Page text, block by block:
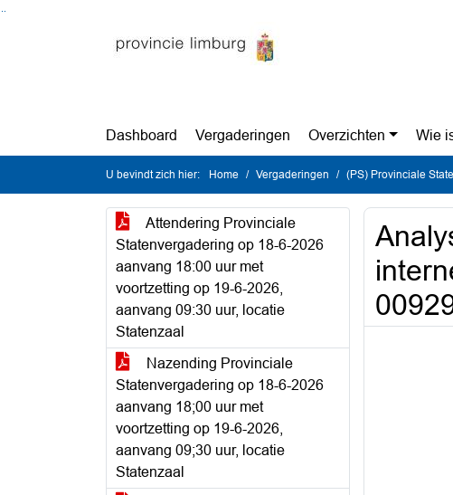
Dashboard Vergaderingen Overzichten Wie
U bevindt zich hier: Home Vergaderingen (PS) Provinciale
Attendering Provinciale
Statenvergadering op 18-6-2026
aanvang 18:00 uur met
voortzetting op 19-6-2026,
aanvang 09:30 uur, locatie
Statenzaal
Nazending Provinciale
Statenvergadering op 18-6-2026
aanvang 18;00 uur met
voortzetting op 19-6-2026,
aanvang 09;30 uur, locatie
Statenzaal